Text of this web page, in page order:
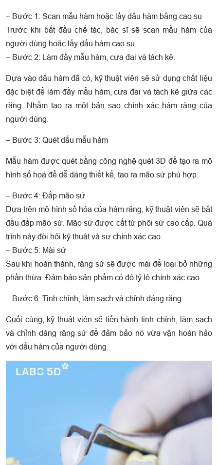
– Bước 1: Scan mẫu hàm hoặc lấy dấu hàm bằng cao su
Trước khi bắt đầu chế tác, bác sĩ sẽ scan mẫu hàm của
người dùng hoặc lấy dấu hàm cao su.
– Bước 2: Làm đầy mẫu hàm, cưa đai và tách kẽ.
Dựa vào dấu hàm đã có, kỹ thuật viên sẽ sử dụng chất liệu
đặc biệt để làm đầy mẫu hàm, cưa đai và tách kẽ giữa các
răng. Nhằm tạo ra một bản sao chính xác hàm răng của
người dùng.
– Bước 3: Quét dấu mẫu hàm
Mẫu hàm được quét bằng công nghệ quét 3D để tạo ra mô
hình số hoá để dễ dàng thiết kế, tạo ra mão sứ phù hợp.
– Bước 4: Đắp mão sứ
Dựa trên mô hình số hóa của hàm răng, kỹ thuật viên sẽ bắt
đầu đắp mão sứ. Mão sứ được cắt từ phôi sứ cao cấp. Quá
trình này đòi hỏi kỹ thuật và sự chính xác cao.
– Bước 5: Mài sứ
Sau khi hoàn thành, răng sứ sẽ được mài để loại bỏ những
phần thừa. Đảm bảo sản phẩm có độ tỷ lệ chính xác cao.
– Bước 6: Tinh chỉnh, làm sạch và chỉnh dáng răng
Cuối cùng, kỹ thuật viên sẽ tiến hành tinh chỉnh, làm sạch
và chỉnh dáng răng sứ để đảm bảo nó vừa vặn hoàn hảo
với dấu hàm của người dùng.